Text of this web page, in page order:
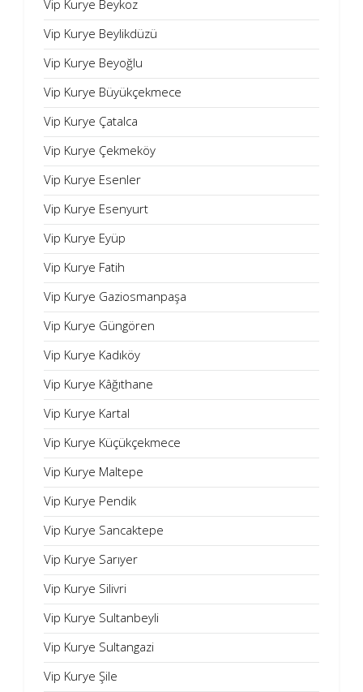
Vip Kurye Beykoz
Vip Kurye Beylikdüzü
Vip Kurye Beyoğlu
Vip Kurye Büyükçekmece
Vip Kurye Çatalca
Vip Kurye Çekmeköy
Vip Kurye Esenler
Vip Kurye Esenyurt
Vip Kurye Eyüp
Vip Kurye Fatih
Vip Kurye Gaziosmanpaşa
Vip Kurye Güngören
Vip Kurye Kadıköy
Vip Kurye Kâğıthane
Vip Kurye Kartal
Vip Kurye Küçükçekmece
Vip Kurye Maltepe
Vip Kurye Pendik
Vip Kurye Sancaktepe
Vip Kurye Sarıyer
Vip Kurye Silivri
Vip Kurye Sultanbeyli
Vip Kurye Sultangazi
Vip Kurye Şile